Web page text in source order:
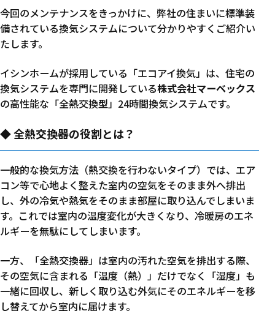
今回のメンテナンスをきっかけに、弊社の住まいに標準装
備されている換気システムについて分かりやすくご紹介い
たします。
イシンホームが採用している「エコアイ換気」は、住宅の
換気システムを専門に開発している株式会社マーベックス
の高性能な「全熱交換型」24時間換気システムです。
◆ 全熱交換器の役割とは？
一般的な換気方法（熱交換を行わないタイプ）では、エア
コン等で心地よく整えた室内の空気をそのまま外へ排出
し、外の冷気や熱気をそのまま部屋に取り込んでしまいま
す。これでは室内の温度変化が大きくなり、冷暖房のエネ
ルギーを無駄にしてしまいます。
一方、「全熱交換器」は室内の汚れた空気を排出する際、
その空気に含まれる「温度（熱）」だけでなく「湿度」も
一緒に回収し、新しく取り込む外気にそのエネルギーを移
し替えてから室内に届けます。